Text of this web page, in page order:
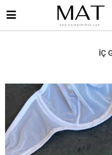
İÇ